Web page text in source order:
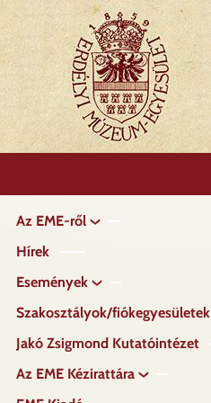
a
tartalomra
Fő
navigáció
Az EME-ről
Hírek
Események
Szakosztályok/fiókegyesületek
Jakó Zsigmond Kutatóintézet
Az EME Kézirattára